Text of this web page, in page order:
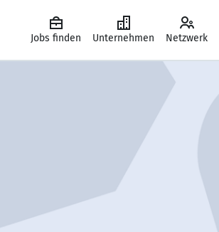
Jobs finden Unternehmen Netzwerk